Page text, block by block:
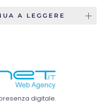
A LEGGERE
digitale.